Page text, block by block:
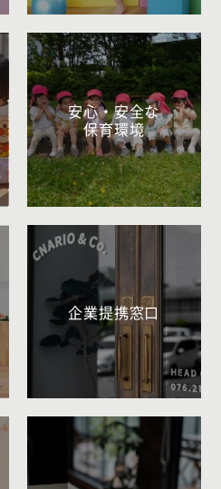
安心・安全な
保育環境
企業提携窓口